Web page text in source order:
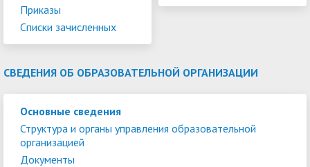
Приказы
Списки зачисленных
СВЕДЕНИЯ ОБ ОБРАЗОВАТЕЛЬНОЙ ОРГАНИЗАЦИИ
Основные сведения
Структура и органы управления образовательной
организацией
Документы